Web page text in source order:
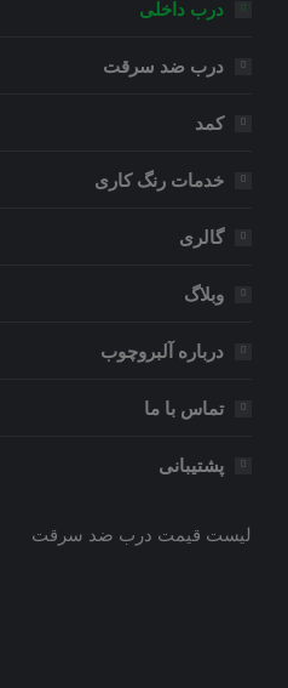
درب داخلی
درب ضد سرقت
کمد
خدمات رنگ کاری
گالری
وبلاگ
درباره آلبروچوب
تماس با ما
پشتیبانی
لیست قیمت درب ضد سرقت